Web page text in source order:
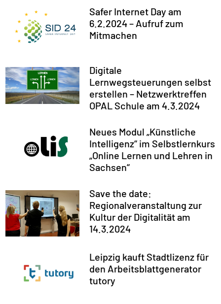
Safer Internet Day am
6.2.2024 – Aufruf zum
Mitmachen
Digitale
Lernwegsteuerungen selbst
erstellen – Netzwerktreffen
OPAL Schule am 4.3.2024
Neues Modul „Künstliche
Intelligenz“ im Selbstlernkurs
„Online Lernen und Lehren in
Sachsen“
Save the date:
Regionalveranstaltung zur
Kultur der Digitalität am
14.3.2024​​
Leipzig kauft Stadtlizenz für
den Arbeitsblattgenerator
tutory